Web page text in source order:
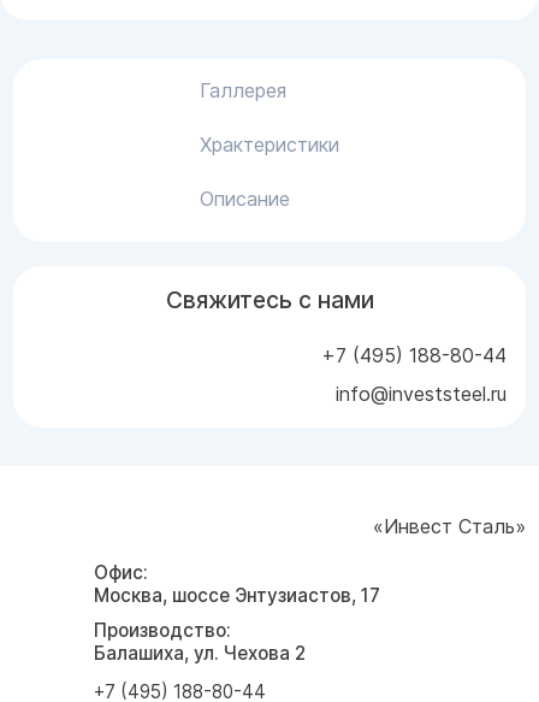
Галлерея
Храктеристики
Описание
Свяжитесь с нами
+7 (495) 188-80-44
info@investsteel.ru
«Инвест Сталь»
Офис:
Москва, шоссе Энтузиастов, 17
Производство:
Балашиха, ул. Чехова 2
+7 (495) 188-80-44